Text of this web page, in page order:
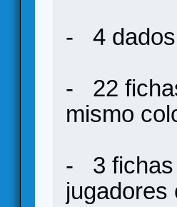
- 4 dados
- 22
mismo
- 3 fichas
jugadores